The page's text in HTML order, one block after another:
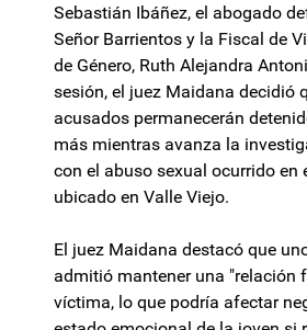
Sebastián Ibáñez, el abogado
Señor Barrientos y la Fiscal de
de Género, Ruth Alejandra
sesión, el juez Maidana decidió
acusados permanecerán
más mientras avanza la
con el abuso sexual ocurrido en
ubicado en Valle Viejo.
El juez Maidana destacó que
admitió mantener una "relación
víctima, lo que podría afectar